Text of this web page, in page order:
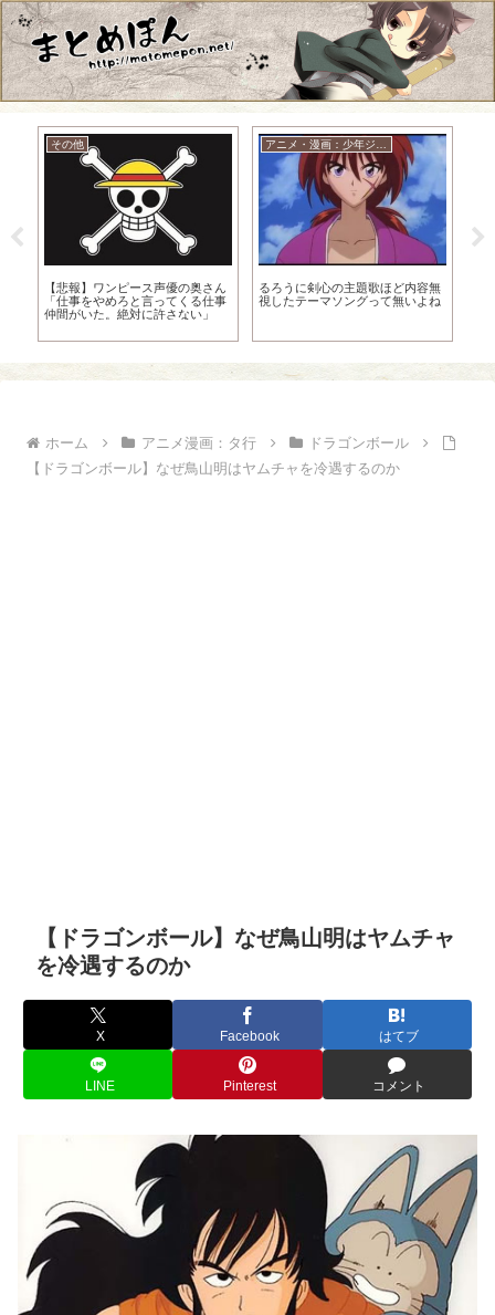
その他
【悲報】ワンピース声優の奥さん
「仕事をやめろと言ってくる仕事
仲間がいた。絶対に許さない」
アニメ・漫画：少年ジャンプ
るろうに剣心の主題歌ほど内容無
視したテーマソングって無いよね
ホーム アニメ漫画：タ行
ドラゴンボール
【ドラゴンボール】なぜ鳥山明はヤムチャを冷遇するのか
【ドラゴンボール】なぜ鳥山明はヤムチャ
を冷遇するのか
X Facebook はてブ
LINE Pinterest コメント